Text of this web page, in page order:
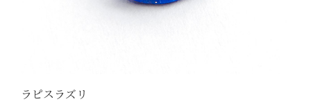
ラピスラズリ